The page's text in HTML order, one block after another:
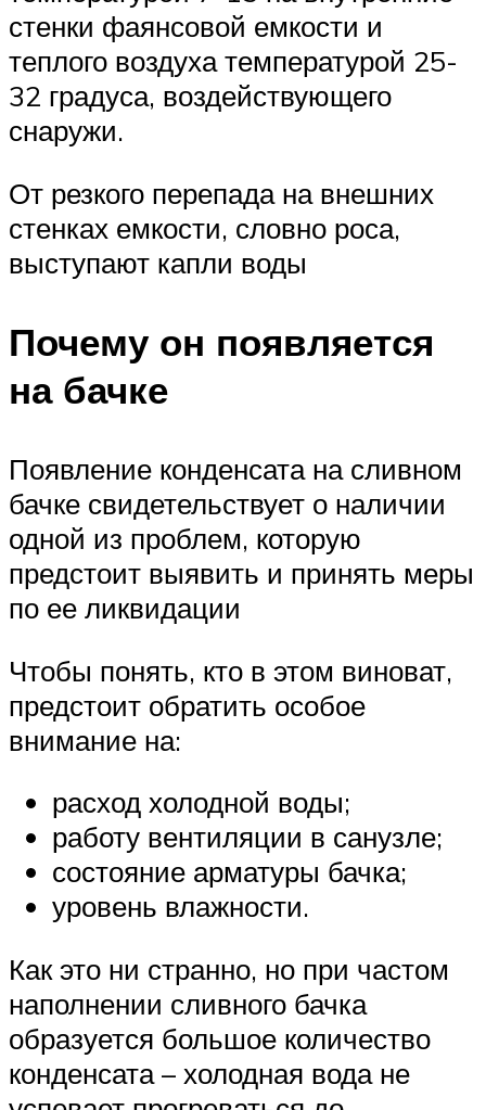
стенки фаянсовой емкости и
теплого воздуха температурой 25-
32 градуса, воздействующего
снаружи.
От резкого перепада на внешних
стенках емкости, словно роса,
выступают капли воды
Почему он появляется
на бачке
Появление конденсата на сливном
бачке свидетельствует о наличии
одной из проблем, которую
предстоит выявить и принять меры
по ее ликвидации
Чтобы понять, кто в этом виноват,
предстоит обратить особое
внимание на:
расход холодной воды;
работу вентиляции в санузле;
состояние арматуры бачка;
уровень влажности.
Как это ни странно, но при частом
наполнении сливного бачка
образуется большое количество
конденсата – холодная вода не